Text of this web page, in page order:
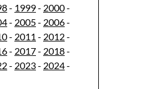
- 1999- 2000-
- 2005- 2006-
- 2011 - 2012-
- 2017- 2018-
- 2023- 2024-